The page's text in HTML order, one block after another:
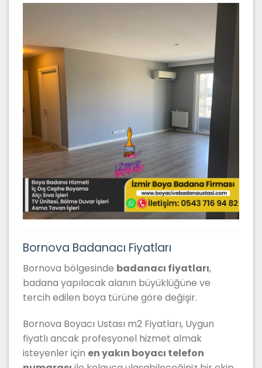
Bornova Badanacı Fiyatları
Bornova bölgesinde badanacı fiyatları,
badana yapılacak alanın büyüklüğüne ve
tercih edilen boya türüne göre değişir.
Bornova Boyacı Ustası m2 Fiyatları, Uygun
fiyatlı ancak profesyonel hizmet almak
isteyenler için en yakın boyacı telefon